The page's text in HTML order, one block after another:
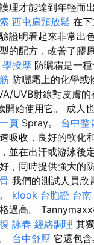
理才能達到年輕而
西屯肩頸放鬆 在
證明看起來非常出
的配方，改善了膠
學按摩 防曬霜是一
防曬霜上的化學或
UVB射線對皮膚
開始使用它。 成人
頁 Spray。 台中整
吸收，良好的軟化
並在出汗或游泳後
，同時提供強大的
我們的測試人員欣
klook 台胞證 台
過高。
詠春 經絡調理 其
台中舒壓 它還包